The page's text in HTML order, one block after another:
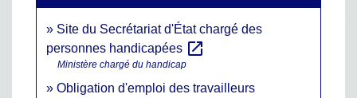
Site du Secrétariat d'État chargé des
personnes handicapées open_in_new
Ministère chargé du handicap
Obligation d'emploi des travailleurs